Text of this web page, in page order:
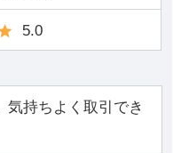
5.0
気持ちよく取引でき